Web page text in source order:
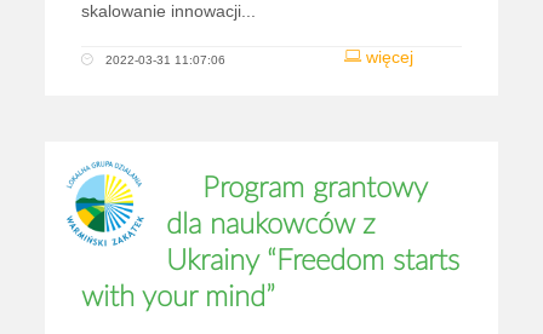
skalowanie innowacji...
więcej
2022-03-31 11:07:06
Program grantowy
dla naukowców z
Ukrainy “Freedom starts
with your mind”